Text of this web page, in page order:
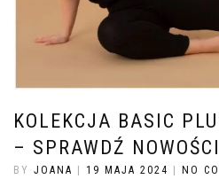
KOLEKCJA BASIC
– SPRAWDŹ NOWOŚCI
BY JOANA | 19 MAJA 2024 | NO